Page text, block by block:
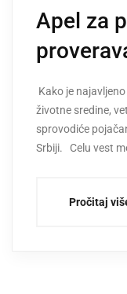
Apel za
Kako je
životne sredine,
sprovodiće
Srbiji. Celu vest
Pročitaj